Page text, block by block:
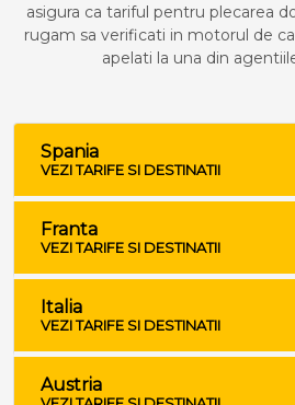
asigura ca tariful pentru plecarea
rugam sa verificati in motorul de
apelati la una din
Spania
VEZI TARIFE SI DESTINATII
Franta
VEZI TARIFE SI DESTINATII
Italia
VEZI TARIFE SI DESTINATII
Austria